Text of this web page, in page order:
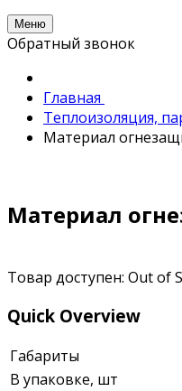
Меню
Обратный звонок
Главная
Теплоизоляция,
Материал
Материал
Товар доступен: Out of
Quick Overview
Габариты
В упаковке, шт